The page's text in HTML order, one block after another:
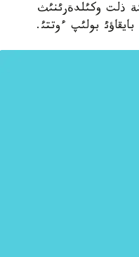
وزگة ذلت وكئلدةرئنئث
بولئپ ءوتتئ.